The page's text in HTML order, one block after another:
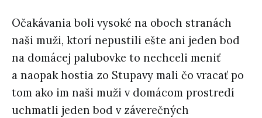
Očakávania boli vysoké na oboch stranách
naši muži, ktorí nepustili ešte ani jeden bod
na domácej palubovke to nechceli meniť
a naopak hostia zo Stupavy mali čo vracať po
tom ako im naši muži v domácom prostredí
uchmatli jeden bod v záverečných